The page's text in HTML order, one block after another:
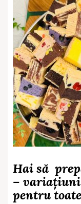
Hai să
– variațiuni
pentru